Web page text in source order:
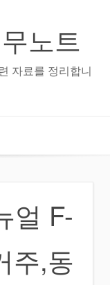
노트
자료를 정리합니
얼 F-
주,동